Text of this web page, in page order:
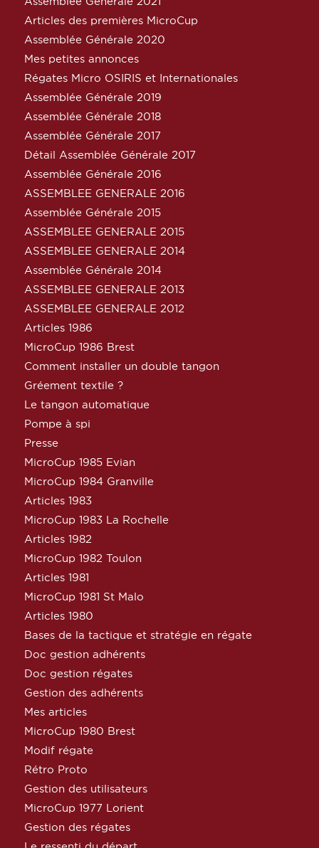
Articles des premières MicroCup
Assemblée Générale 2020
Mes petites annonces
Régates Micro OSIRIS et Internationales
Assemblée Générale 2019
Assemblée Générale 2018
Assemblée Générale 2017
Détail Assemblée Générale 2017
Assemblée Générale 2016
ASSEMBLEE GENERALE 2016
Assemblée Générale 2015
ASSEMBLEE GENERALE 2015
ASSEMBLEE GENERALE 2014
Assemblée Générale 2014
ASSEMBLEE GENERALE 2013
ASSEMBLEE GENERALE 2012
Articles 1986
MicroCup 1986 Brest
Comment installer un double tangon
Gréement textile ?
Le tangon automatique
Pompe à spi
Presse
MicroCup 1985 Evian
MicroCup 1984 Granville
Articles 1983
MicroCup 1983 La Rochelle
Articles 1982
MicroCup 1982 Toulon
Articles 1981
MicroCup 1981 St Malo
Articles 1980
Bases de la tactique et stratégie en régate
Doc gestion adhérents
Doc gestion régates
Gestion des adhérents
Mes articles
MicroCup 1980 Brest
Modif régate
Rétro Proto
Gestion des utilisateurs
MicroCup 1977 Lorient
Gestion des régates